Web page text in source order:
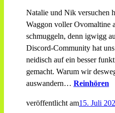
Natalie und Nik versuchen
Waggon voller Ovomaltine
schmuggeln, denn igwigg
Discord-Community hat
neidisch auf ein besser
gemacht. Warum wir
auswandern… Reinhören
veröffentlicht am15. Juli